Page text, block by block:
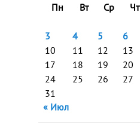
Пн
Вт Ср Чт
3
4 5 6
10
11 12 13
17
18 19 20
24
25 26 27
31
« Июл